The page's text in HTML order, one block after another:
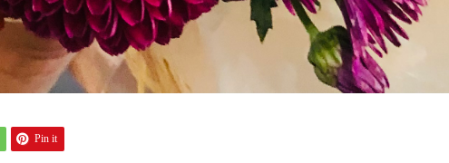
Pin it